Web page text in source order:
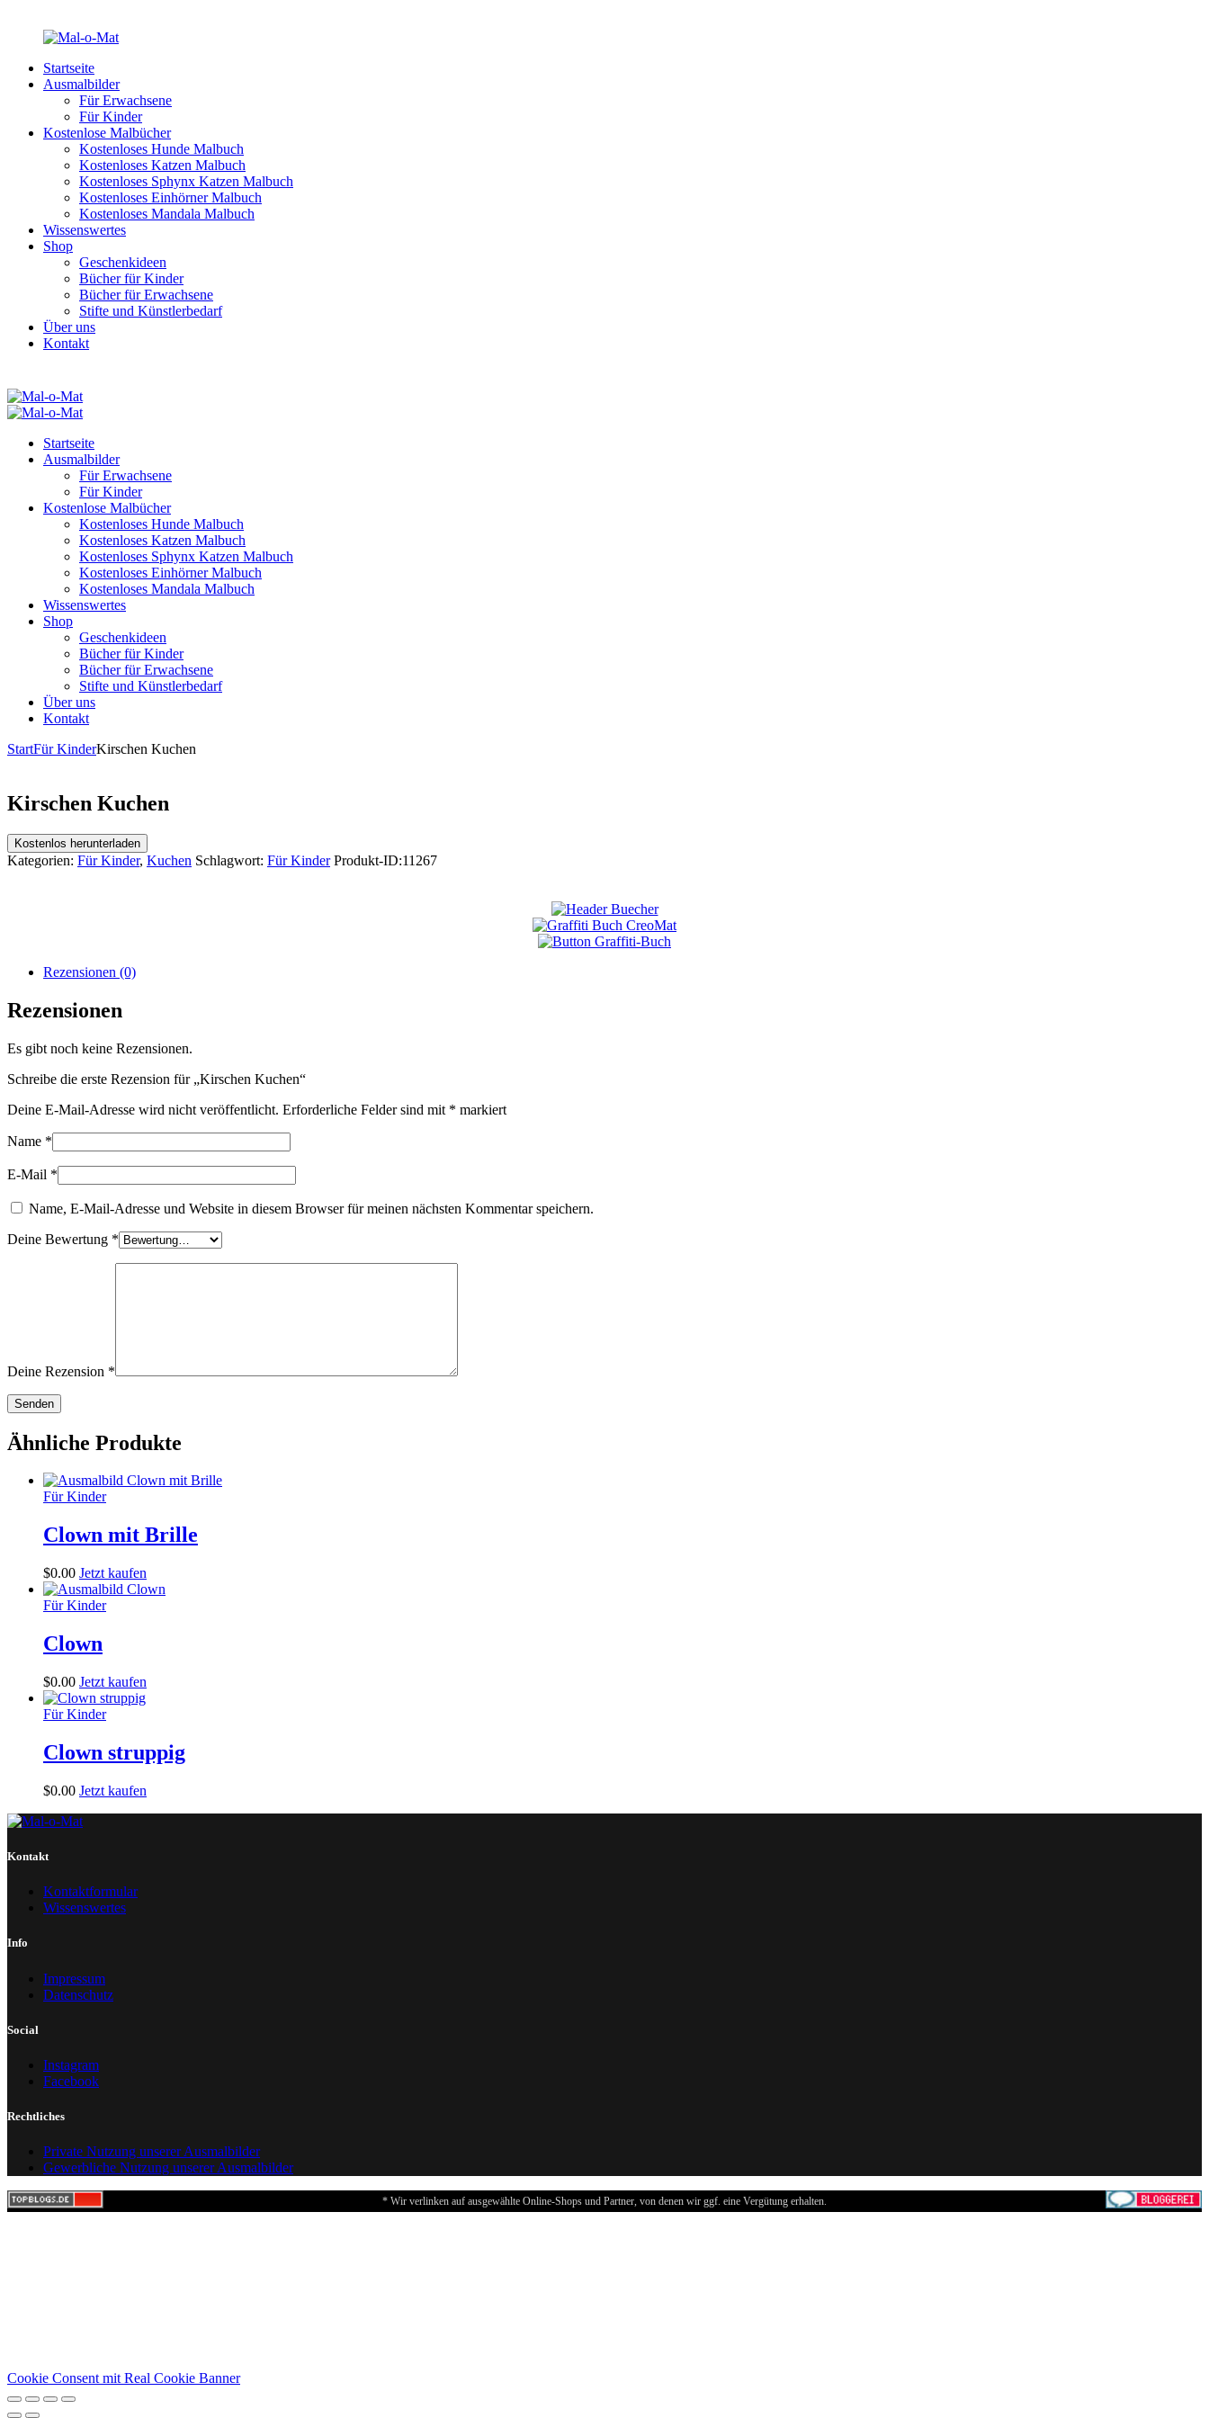
Startseite
Ausmalbilder
Für Erwachsene
Für Kinder
Kostenlose Malbücher
Kostenloses Hunde Malbuch
Kostenloses Katzen Malbuch
Kostenloses Sphynx Katzen Malbuch
Kostenloses Einhörner Malbuch
Kostenloses Mandala Malbuch
Wissenswertes
Shop
Geschenkideen
Bücher für Kinder
Bücher für Erwachsene
Stifte und Künstlerbedarf
Über uns
Kontakt
Startseite
Ausmalbilder
Für Erwachsene
Für Kinder
Kostenlose Malbücher
Kostenloses Hunde Malbuch
Kostenloses Katzen Malbuch
Kostenloses Sphynx Katzen Malbuch
Kostenloses Einhörner Malbuch
Kostenloses Mandala Malbuch
Wissenswertes
Shop
Geschenkideen
Bücher für Kinder
Bücher für Erwachsene
Stifte und Künstlerbedarf
Über uns
Kontakt
StartFür KinderKirschen Kuchen
Kirschen Kuchen
Kostenlos herunterladen
Kategorien: Für Kinder, Kuchen Schlagwort: Für Kinder Produkt-ID:11267
Rezensionen (0)
Rezensionen
Es gibt noch keine Rezensionen.
Schreibe die erste Rezension für „Kirschen Kuchen“
Deine E-Mail-Adresse wird nicht veröffentlicht. Erforderliche Felder sind mit * markiert
Name *
E-Mail *
Name, E-Mail-Adresse und Website in diesem Browser für meinen nächsten Kommentar speichern.
Deine Bewertung *
Deine Rezension *
Ähnliche Produkte
Für Kinder
Clown mit Brille
$0.00 Jetzt kaufen
Für Kinder
Clown
$0.00 Jetzt kaufen
Für Kinder
Clown struppig
$0.00 Jetzt kaufen
Kontakt
Kontaktformular
Wissenswertes
Info
Impressum
Datenschutz
Social
Instagram
Facebook
Rechtliches
Private Nutzung unserer Ausmalbilder
Gewerbliche Nutzung unserer Ausmalbilder
* Wir verlinken auf ausgewählte Online-Shops und Partner, von denen wir ggf. eine Vergütung erhalten.
Cookie Consent mit Real Cookie Banner